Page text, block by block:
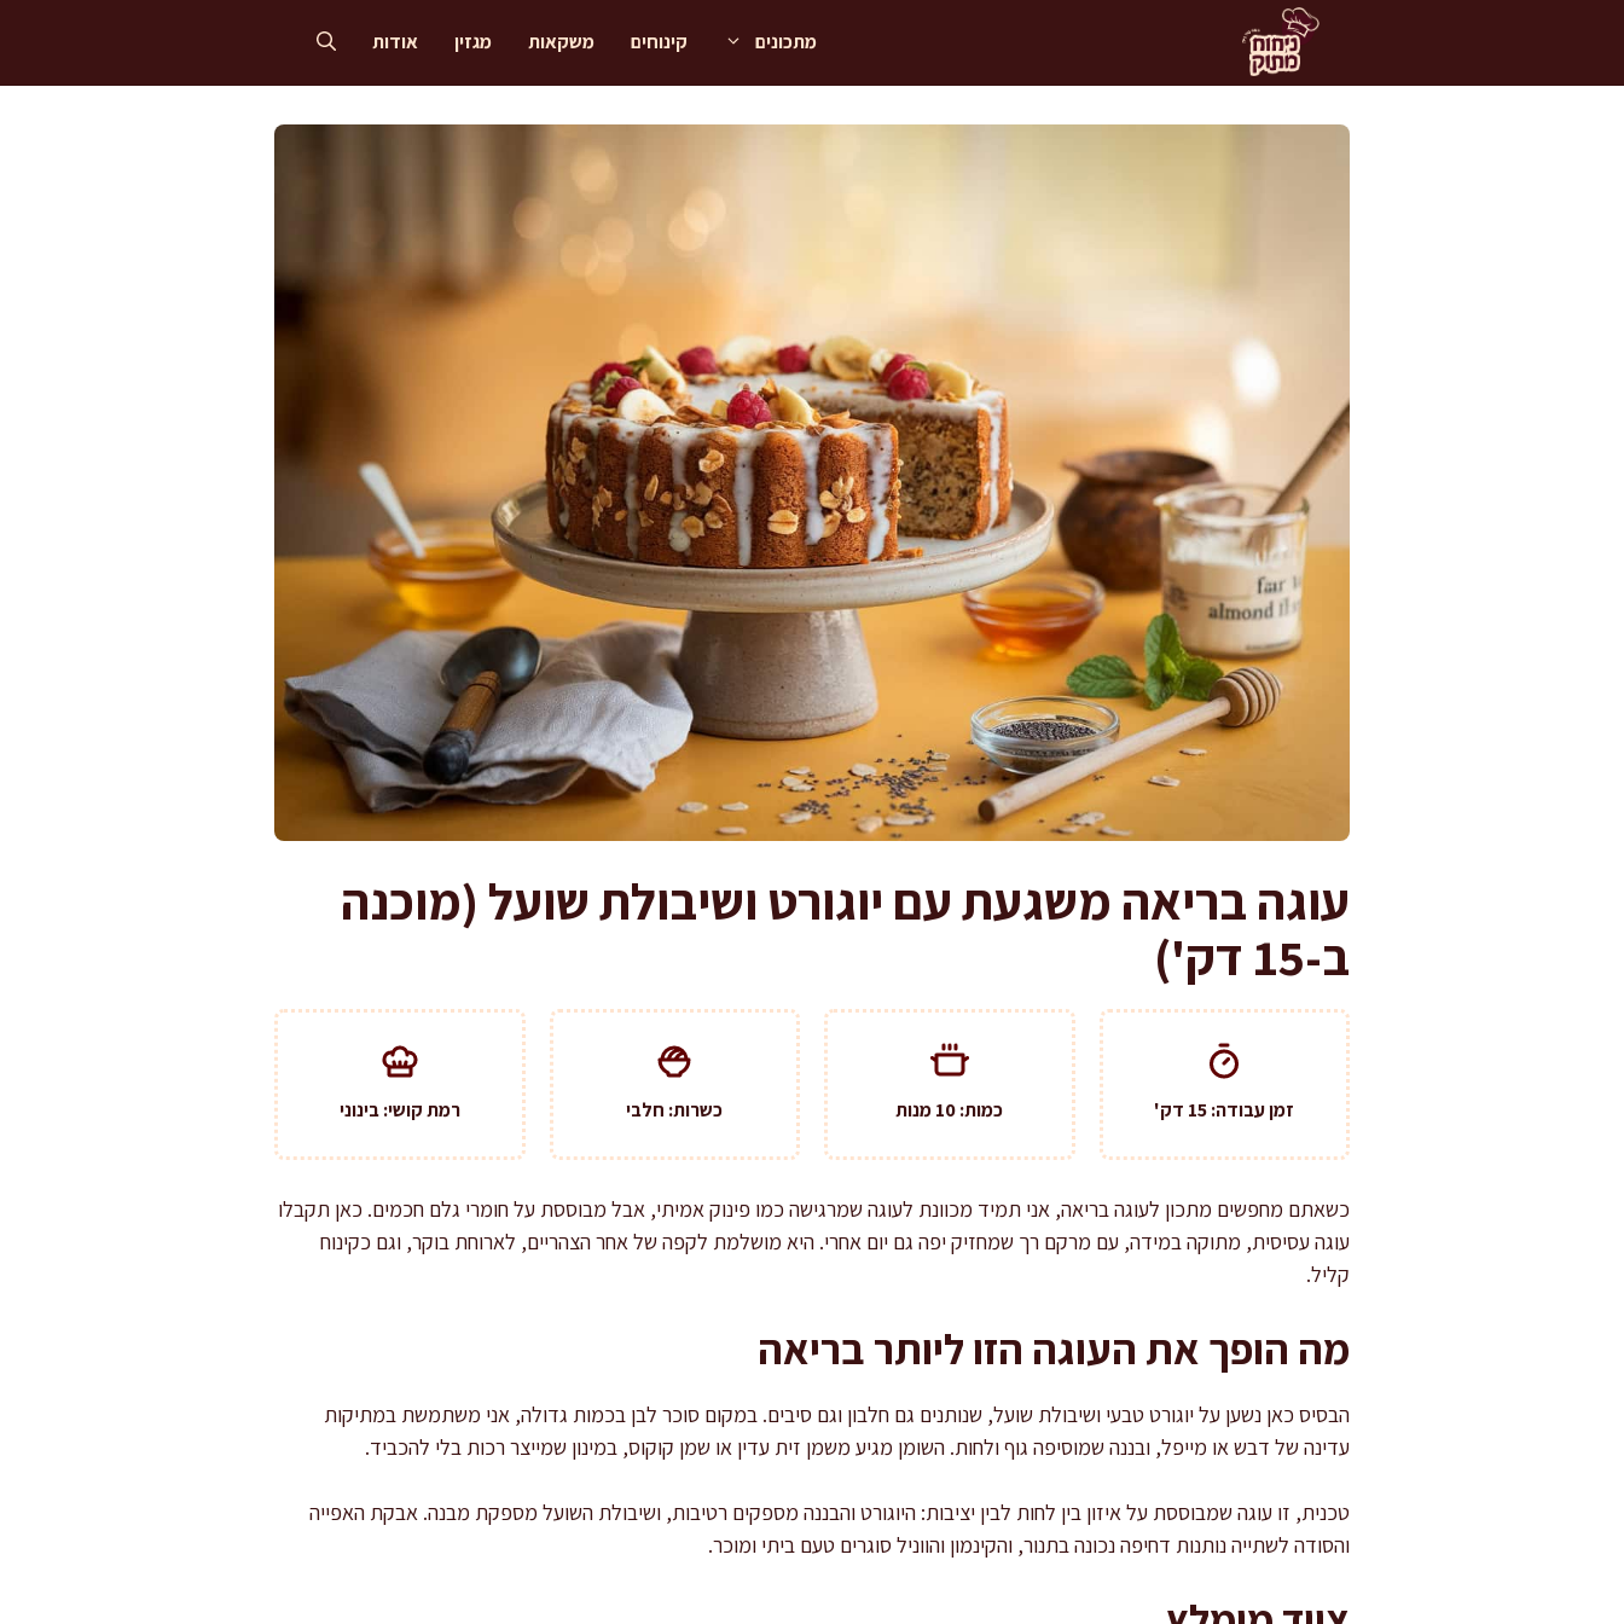
מתכונים קינוחים משקאות מגזין אודות
עוגה בריאה משגעת עם יוגורט ושיבולת שועל (מוכנה
ב-15 דק')
זמן עבודה: 15 דק' כמות: 10 מנות כשרות: חלבי רמת קושי: בינוני
כשאתם מחפשים מתכון לעוגה בריאה, אני תמיד מכוונת לעוגה שמרגישה כמו פינוק אמיתי, אבל מבוססת על חומרי גלם חכמים. כאן תקבלו
עוגה עסיסית, מתוקה במידה, עם מרקם רך שמחזיק יפה גם יום אחרי. היא מושלמת לקפה של אחר הצהריים, לארוחת בוקר, וגם כקינוח
קליל.
מה הופך את העוגה הזו ליותר בריאה
הבסיס כאן נשען על יוגורט טבעי ושיבולת שועל, שנותנים גם חלבון וגם סיבים. במקום סוכר לבן בכמות גדולה, אני משתמשת במתיקות
עדינה של דבש או מייפל, ובננה שמוסיפה גוף ולחות. השומן מגיע משמן זית עדין או שמן קוקוס, במינון שמייצר רכות בלי להכביד.
טכנית, זו עוגה שמבוססת על איזון בין לחות לבין יציבות: היוגורט והבננה מספקים רטיבות, ושיבולת השועל מספקת מבנה. אבקת האפייה
והסודה לשתייה נותנות דחיפה נכונה בתנור, והקינמון והווניל סוגרים טעם ביתי ומוכר.